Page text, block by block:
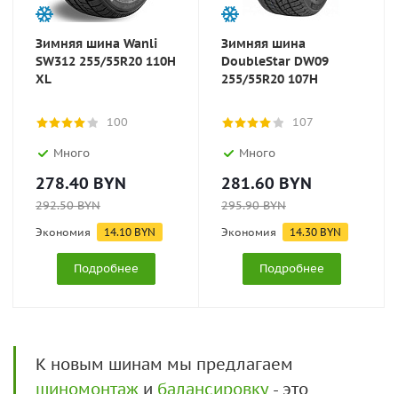
Зимняя шина Wanli
SW312 255/55R20 110H
XL
100
Много
278.40 BYN
292.50BYN
Экономия 14.10 BYN
Подробнее
Зимняя шина
DoubleStar DW09
255/55R20 107H
107
Много
281.60 BYN
295.90BYN
Экономия 14.30 BYN
Подробнее
К новым шинам мы предлагаем
шиномонтаж и балансировку- это